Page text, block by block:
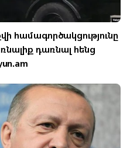
համագործակցությունը
դառնալ հենց